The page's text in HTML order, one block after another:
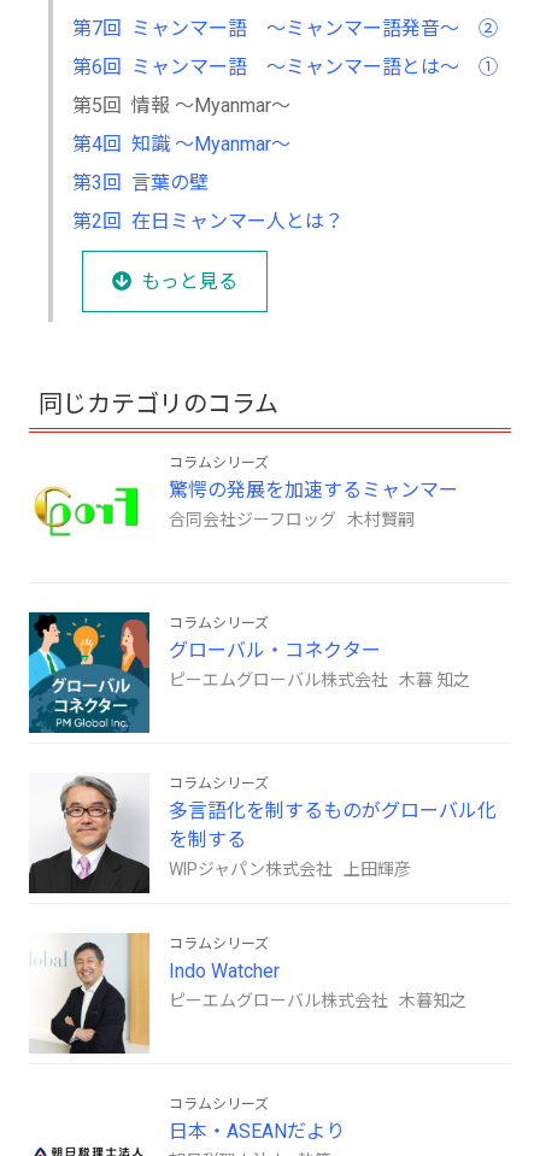
第7回 ミャンマー語 ～ミャンマー語発音～ ②
第6回 ミャンマー語 ～ミャンマー語とは～ ①
第5回 情報 ～Myanmar～
第4回 知識 ～Myanmar～
第3回 言葉の壁
第2回 在日ミャンマー人とは？
もっと見る
同じカテゴリのコラム
コラムシリーズ
驚愕の発展を加速するミャンマー
合同会社ジーフロッグ 木村賢嗣
コラムシリーズ
グローバル・コネクター
ピーエムグローバル株式会社 木暮 知之
コラムシリーズ
多言語化を制するものがグローバル化
を制する
WIPジャパン株式会社 上田輝彦
コラムシリーズ
Indo Watcher
ピーエムグローバル株式会社 木暮知之
コラムシリーズ
日本・ASEANだより